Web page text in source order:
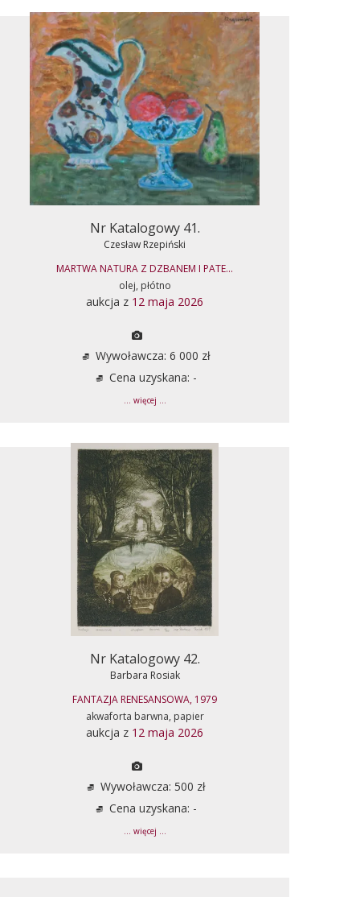
Nr Katalogowy 41.
Czesław Rzepiński
MARTWA NATURA Z DZBANEM I PATE...
olej, płótno
aukcja z 12 maja 2026
Wywoławcza: 6 000 zł
Cena uzyskana: -
... więcej ...
Nr Katalogowy 42.
Barbara Rosiak
FANTAZJA RENESANSOWA, 1979
akwaforta barwna, papier
aukcja z 12 maja 2026
Wywoławcza: 500 zł
Cena uzyskana: -
... więcej ...